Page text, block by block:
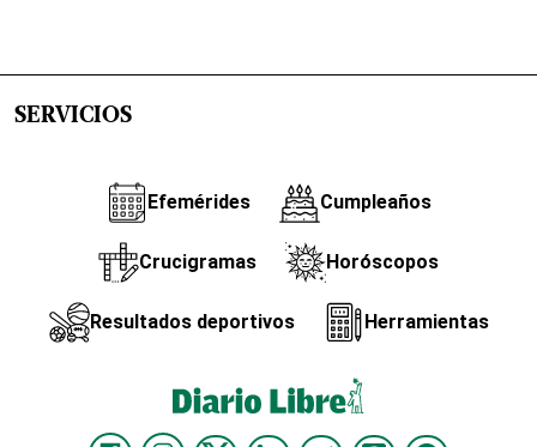
SERVICIOS
Efemérides Cumpleaños
Crucigramas Horóscopos
Resultados deportivos Herramientas